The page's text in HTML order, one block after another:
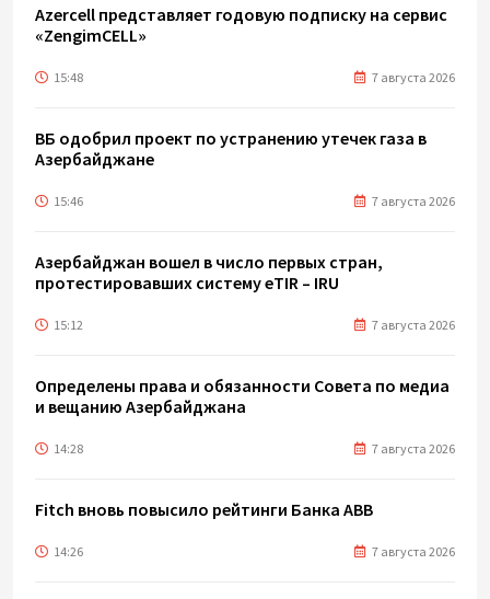
Azercell представляет годовую подписку на сервис
«ZengimCELL»
15:48 7 августа 2026
ВБ одобрил проект по устранению утечек газа в
Азербайджане
15:46 7 августа 2026
Азербайджан вошел в число первых стран,
протестировавших систему eTIR – IRU
15:12 7 августа 2026
Определены права и обязанности Совета по медиа
и вещанию Азербайджана
14:28 7 августа 2026
Fitch вновь повысило рейтинги Банка ABB
14:26 7 августа 2026